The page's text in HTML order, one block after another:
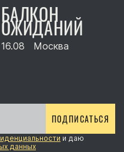
БАЛКОН
ОЖИДАНИЙ
16.08 Москва
ПОДПИСАТЬСЯ
и даю
данных